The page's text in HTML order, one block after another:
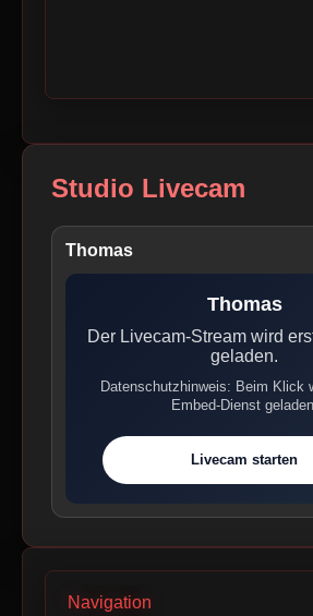
Studio Livecam
Thomas
Thomas
Der Livecam-Stream wird
geladen.
Datenschutzhinweis: Beim Klick
Embed-Dienst geladen.
Livecam starten
Navigation